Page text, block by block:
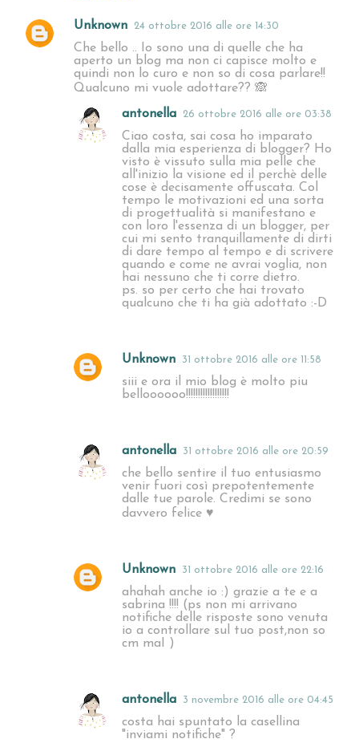
Unknown 24 ottobre 2016 alle ore 14:30
Che bello .. Io sono una di quelle che ha
aperto un blog ma non ci capisce molto e
quindi non lo curo e non so di cosa parlare!!
Qualcuno mi vuole adottare?? 🙈
antonella 26 ottobre 2016 alle ore 03:38
Ciao costa, sai cosa ho imparato
dalla mia esperienza di blogger? Ho
visto è vissuto sulla mia pelle che
all'inizio la visione ed il perchè delle
cose è decisamente offuscata. Col
tempo le motivazioni ed una sorta
di progettualità si manifestano e
con loro l'essenza di un blogger, per
cui mi sento tranquillamente di dirti
di dare tempo al tempo e di scrivere
quando e come ne avrai voglia, non
hai nessuno che ti corre dietro.
ps. so per certo che hai trovato
qualcuno che ti ha già adottato :-D
Unknown 31 ottobre 2016 alle ore 11:58
siii e ora il mio blog è molto piu
belloooooo!!!!!!!!!!!!!!!!!!
antonella 31 ottobre 2016 alle ore 20:59
che bello sentire il tuo entusiasmo
venir fuori così prepotentemente
dalle tue parole. Credimi se sono
davvero felice ♥
Unknown 31 ottobre 2016 alle ore 22:16
ahahah anche io :) grazie a te e a
sabrina !!!! (ps non mi arrivano
notifiche delle risposte sono venuta
io a controllare sul tuo post,non so
cm maI )
antonella 3 novembre 2016 alle ore 04:45
costa hai spuntato la casellina
"inviami notifiche" ?